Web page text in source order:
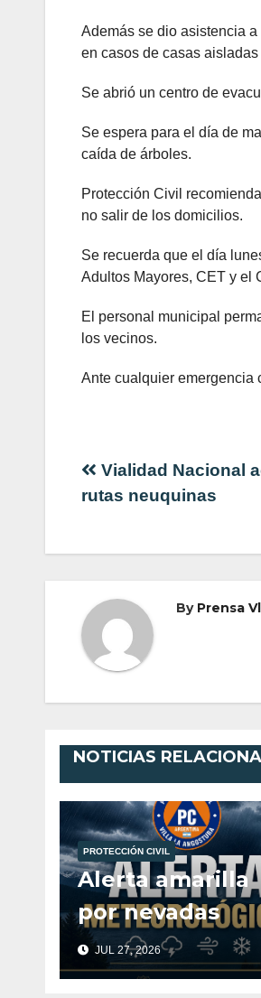
Además se dio asistencia
en casos de casas
Se abrió un centro de
Se espera para el día de
caída de árboles.
Protección Civil
no salir de los domicilios.
Se recuerda que el día
Adultos Mayores, CET y el
El personal municipal
los vecinos.
Ante cualquier emergencia
Navegación
entradas
Vialidad Nacional
rutas neuquinas
By Prensa
NOTICIAS
PROTECCIÓN CIVIL
Alerta amarilla
por nevadas
JUL 27, 2026